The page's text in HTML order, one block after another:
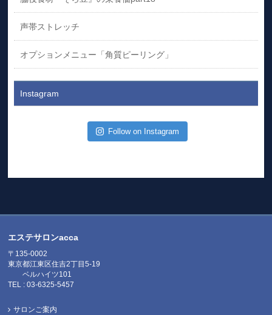
声帯ストレッチ
オプションメニュー「角質ピーリング」
Instagram
Follow on Instagram
エステサロンacca
〒135-0002
東京都江東区住吉2丁目5-19
ベルハイツ101
TEL : 03-6325-5457
サロンご案内